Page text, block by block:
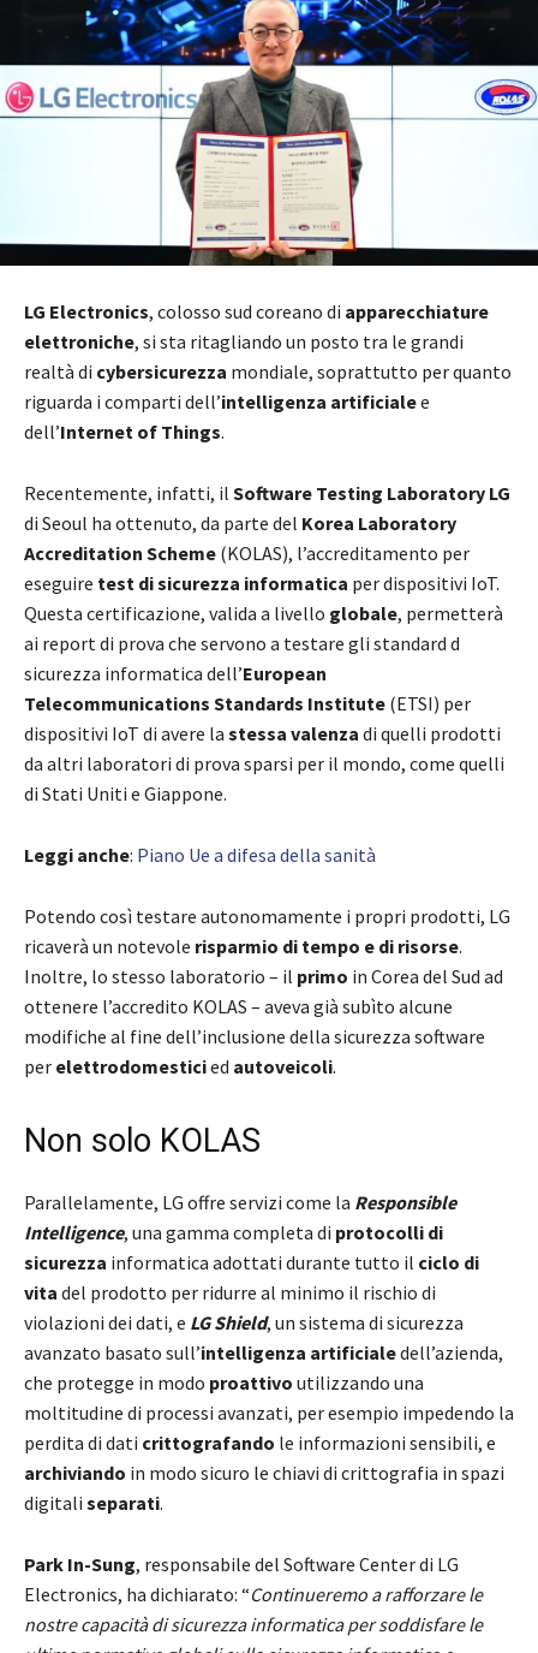
LG Electronics, colosso sud coreano di apparecchiature
elettroniche, si sta ritagliando un posto tra le grandi
realtà di cybersicurezza mondiale, soprattutto per quanto
riguarda i comparti dell’intelligenza artificialee
dell’Internet of Things.
Recentemente, infatti, il Software Testing Laboratory LG
di Seoul ha ottenuto, da parte del Korea Laboratory
Accreditation Scheme (KOLAS), l’accreditamento per
eseguire test di sicurezza informatica per dispositivi IoT.
Questa certificazione, valida a livello globale, permetterà
ai report di prova che servono a testare gli standard d
sicurezza informatica dell’European
Telecommunications Standards Institute (ETSI) per
dispositivi IoT di avere la stessa valenza di quelli prodotti
da altri laboratori di prova sparsi per il mondo, come quelli
di Stati Uniti e Giappone.
Leggi anche: Piano Ue a difesa della sanità
Potendo così testare autonomamente i propri prodotti, LG
ricaverà un notevole risparmio di tempo e di risorse.
Inoltre, lo stesso laboratorio – il primo in Corea del Sud ad
ottenere l’accredito KOLAS – aveva già subìto alcune
modifiche al fine dell’inclusione della sicurezza software
per elettrodomesticied autoveicoli.
Non solo KOLAS
Parallelamente, LG offre servizi come la Responsible
Intelligence, una gamma completa di protocolli di
sicurezza informatica adottati durante tutto il ciclo di
vita del prodotto per ridurre al minimo il rischio di
violazioni dei dati, e LG Shield, un sistema di sicurezza
avanzato basato sull’intelligenza artificialedell’azienda,
che protegge in modo proattivo utilizzando una
moltitudine di processi avanzati, per esempio impedendo la
perdita di dati crittografando le informazioni sensibili, e
archiviando in modo sicuro le chiavi di crittografia in spazi
digitali separati.
Park In-Sung, responsabile del Software Center di LG
Electronics, ha dichiarato: “Continueremo a rafforzare le
nostre capacità di sicurezza informatica per soddisfare le